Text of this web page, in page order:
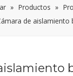
» Productos »
de aislamiento